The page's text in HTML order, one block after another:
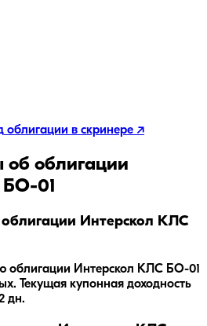
облигации в скринере ↗
об облигации
01
облигации Интерскол КЛС
облигации Интерскол КЛС БО-01
Текущая купонная доходность
дн.